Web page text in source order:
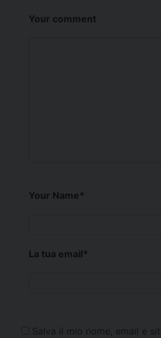
Your comment
Your Name*
La tua email*
Salva il mio nome, email e